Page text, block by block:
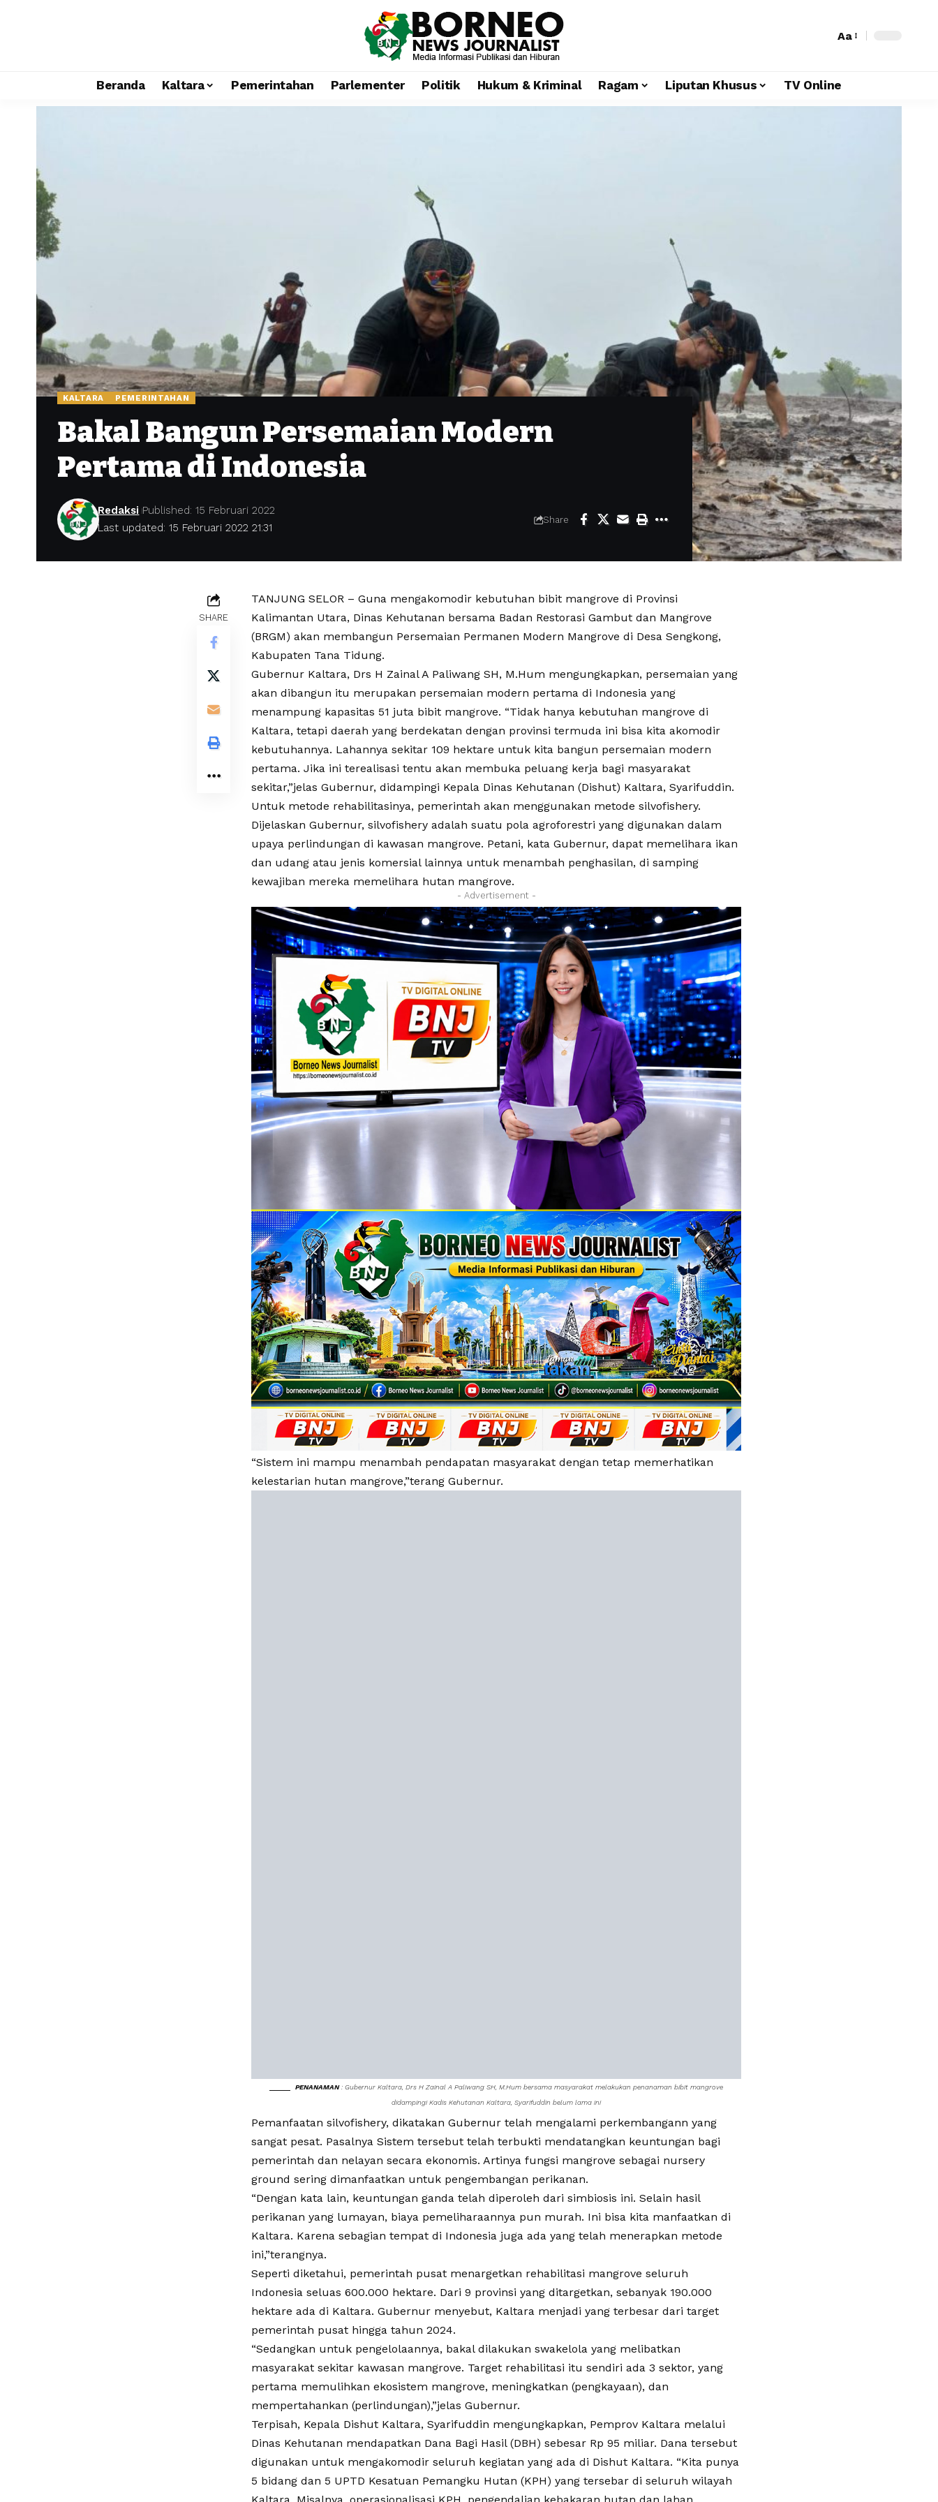
Aa
Beranda Kaltara Pemerintahan Parlementer Politik Hukum & Kriminal Ragam Liputan Khusus TV Online
KALTARA PEMERINTAHAN
Bakal Bangun Persemaian Modern
Pertama di Indonesia
Last updated: 15 Februari 2022 21:31
Redaksi Published: 15 Februari 2022
Share
SHARE
TANJUNG SELOR – Guna mengakomodir kebutuhan bibit mangrove di Provinsi
Kalimantan Utara, Dinas Kehutanan bersama Badan Restorasi Gambut dan Mangrove
(BRGM) akan membangun Persemaian Permanen Modern Mangrove di Desa Sengkong,
Kabupaten Tana Tidung.
Gubernur Kaltara, Drs H Zainal A Paliwang SH, M.Hum mengungkapkan, persemaian yang
akan dibangun itu merupakan persemaian modern pertama di Indonesia yang
menampung kapasitas 51 juta bibit mangrove. “Tidak hanya kebutuhan mangrove di
Kaltara, tetapi daerah yang berdekatan dengan provinsi termuda ini bisa kita akomodir
kebutuhannya. Lahannya sekitar 109 hektare untuk kita bangun persemaian modern
pertama. Jika ini terealisasi tentu akan membuka peluang kerja bagi masyarakat
sekitar,”jelas Gubernur, didampingi Kepala Dinas Kehutanan (Dishut) Kaltara, Syarifuddin.
Untuk metode rehabilitasinya, pemerintah akan menggunakan metode silvofishery.
Dijelaskan Gubernur, silvofishery adalah suatu pola agroforestri yang digunakan dalam
upaya perlindungan di kawasan mangrove. Petani, kata Gubernur, dapat memelihara ikan
dan udang atau jenis komersial lainnya untuk menambah penghasilan, di samping
kewajiban mereka memelihara hutan mangrove.
- Advertisement -
“Sistem ini mampu menambah pendapatan masyarakat dengan tetap memerhatikan
kelestarian hutan mangrove,”terang Gubernur.
PENANAMAN: Gubernur Kaltara, Drs H Zainal A Paliwang SH, M.Hum bersama masyarakat melakukan penanaman bibit mangrove
didampingi Kadis Kehutanan Kaltara, Syarifuddin belum lama ini
Pemanfaatan silvofishery, dikatakan Gubernur telah mengalami perkembangann yang
sangat pesat. Pasalnya Sistem tersebut telah terbukti mendatangkan keuntungan bagi
pemerintah dan nelayan secara ekonomis. Artinya fungsi mangrove sebagai nursery
ground sering dimanfaatkan untuk pengembangan perikanan.
“Dengan kata lain, keuntungan ganda telah diperoleh dari simbiosis ini. Selain hasil
perikanan yang lumayan, biaya pemeliharaannya pun murah. Ini bisa kita manfaatkan di
Kaltara. Karena sebagian tempat di Indonesia juga ada yang telah menerapkan metode
ini,”terangnya.
Seperti diketahui, pemerintah pusat menargetkan rehabilitasi mangrove seluruh
Indonesia seluas 600.000 hektare. Dari 9 provinsi yang ditargetkan, sebanyak 190.000
hektare ada di Kaltara. Gubernur menyebut, Kaltara menjadi yang terbesar dari target
pemerintah pusat hingga tahun 2024.
“Sedangkan untuk pengelolaannya, bakal dilakukan swakelola yang melibatkan
masyarakat sekitar kawasan mangrove. Target rehabilitasi itu sendiri ada 3 sektor, yang
pertama memulihkan ekosistem mangrove, meningkatkan (pengkayaan), dan
mempertahankan (perlindungan),”jelas Gubernur.
Terpisah, Kepala Dishut Kaltara, Syarifuddin mengungkapkan, Pemprov Kaltara melalui
Dinas Kehutanan mendapatkan Dana Bagi Hasil (DBH) sebesar Rp 95 miliar. Dana tersebut
digunakan untuk mengakomodir seluruh kegiatan yang ada di Dishut Kaltara. “Kita punya
5 bidang dan 5 UPTD Kesatuan Pemangku Hutan (KPH) yang tersebar di seluruh wilayah